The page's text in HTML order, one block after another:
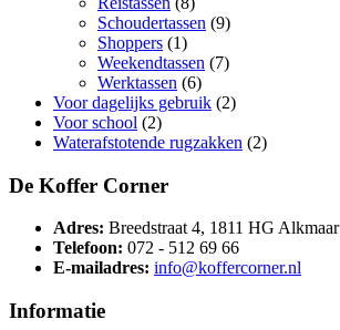
Schoudertassen (9)
Shoppers (1)
Weekendtassen (7)
Werktassen (6)
Voor dagelijks gebruik (2)
Voor school (2)
Waterafstotende rugzakken (2)
De Koffer Corner
Adres: Breedstraat 4, 1811 HG Alkmaar
Telefoon: 072 - 512 69 66
E-mailadres: info@koffercorner.nl
Informatie